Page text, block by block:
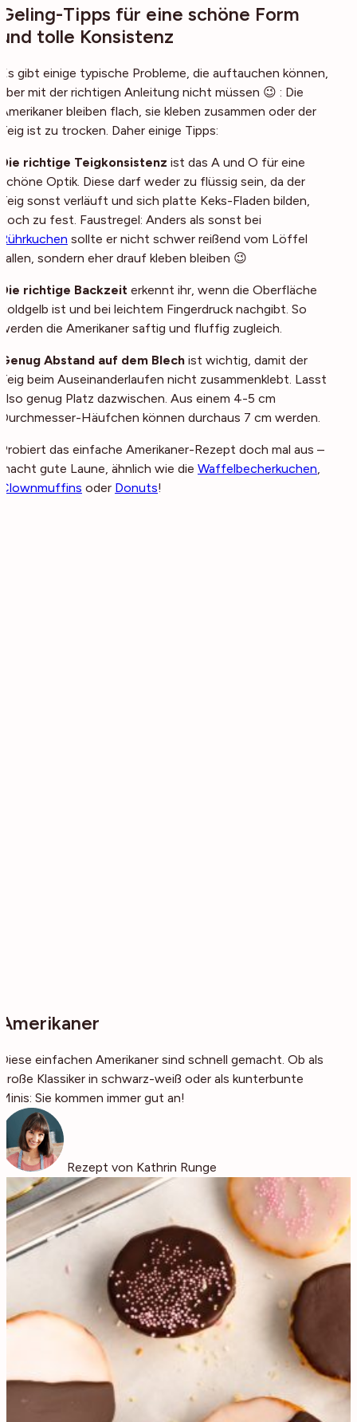
Geling-Tipps für eine schöne Form
und tolle Konsistenz
Es gibt einige typische Probleme, die auftauchen können,
aber mit der richtigen Anleitung nicht müssen 😉 : Die
Amerikaner bleiben flach, sie kleben zusammen oder der
Teig ist zu trocken. Daher einige Tipps:
Die richtige Teigkonsistenz ist das A und O für eine
schöne Optik. Diese darf weder zu flüssig sein, da der
Teig sonst verläuft und sich platte Keks-Fladen bilden,
noch zu fest. Faustregel: Anders als sonst bei
Rührkuchen sollte er nicht schwer reißend vom Löffel
fallen, sondern eher drauf kleben bleiben 😉
Die richtige Backzeit erkennt ihr, wenn die Oberfläche
goldgelb ist und bei leichtem Fingerdruck nachgibt. So
werden die Amerikaner saftig und fluffig zugleich.
Genug Abstand auf dem Blech ist wichtig, damit der
Teig beim Auseinanderlaufen nicht zusammenklebt. Lasst
also genug Platz dazwischen. Aus einem 4-5 cm
Durchmesser-Häufchen können durchaus 7 cm werden.
Probiert das einfache Amerikaner-Rezept doch mal aus –
macht gute Laune, ähnlich wie die Waffelbecherkuchen
Clownmuffins oder Donuts!
Amerikaner
Diese einfachen Amerikaner sind schnell gemacht. Ob als
große Klassiker in schwarz-weiß oder als kunterbunte
Minis: Sie kommen immer gut an!
Rezept von Kathrin Runge